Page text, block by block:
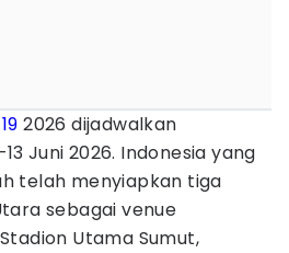
2026 dijadwalkan
Juni 2026. Indonesia yang
telah menyiapkan tiga
sebagai venue
Utama Sumut,